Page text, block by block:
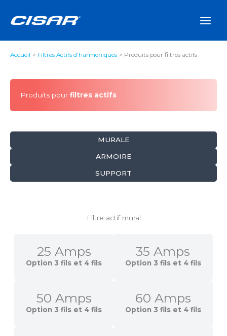
Accueil Filtres Actifs d’harmoniques Produits pour filtres actifs
Produits pour filtres actifs
MURALE
ARMOIRE
SUPPORT
Filtre actif mural
25 Amps
Option 3 fils et 4 fils
35 Amps
Option 3 fils et 4 fils
50 Amps
Option 3 fils et 4 fils
60 Amps
Option 3 fils et 4 fils